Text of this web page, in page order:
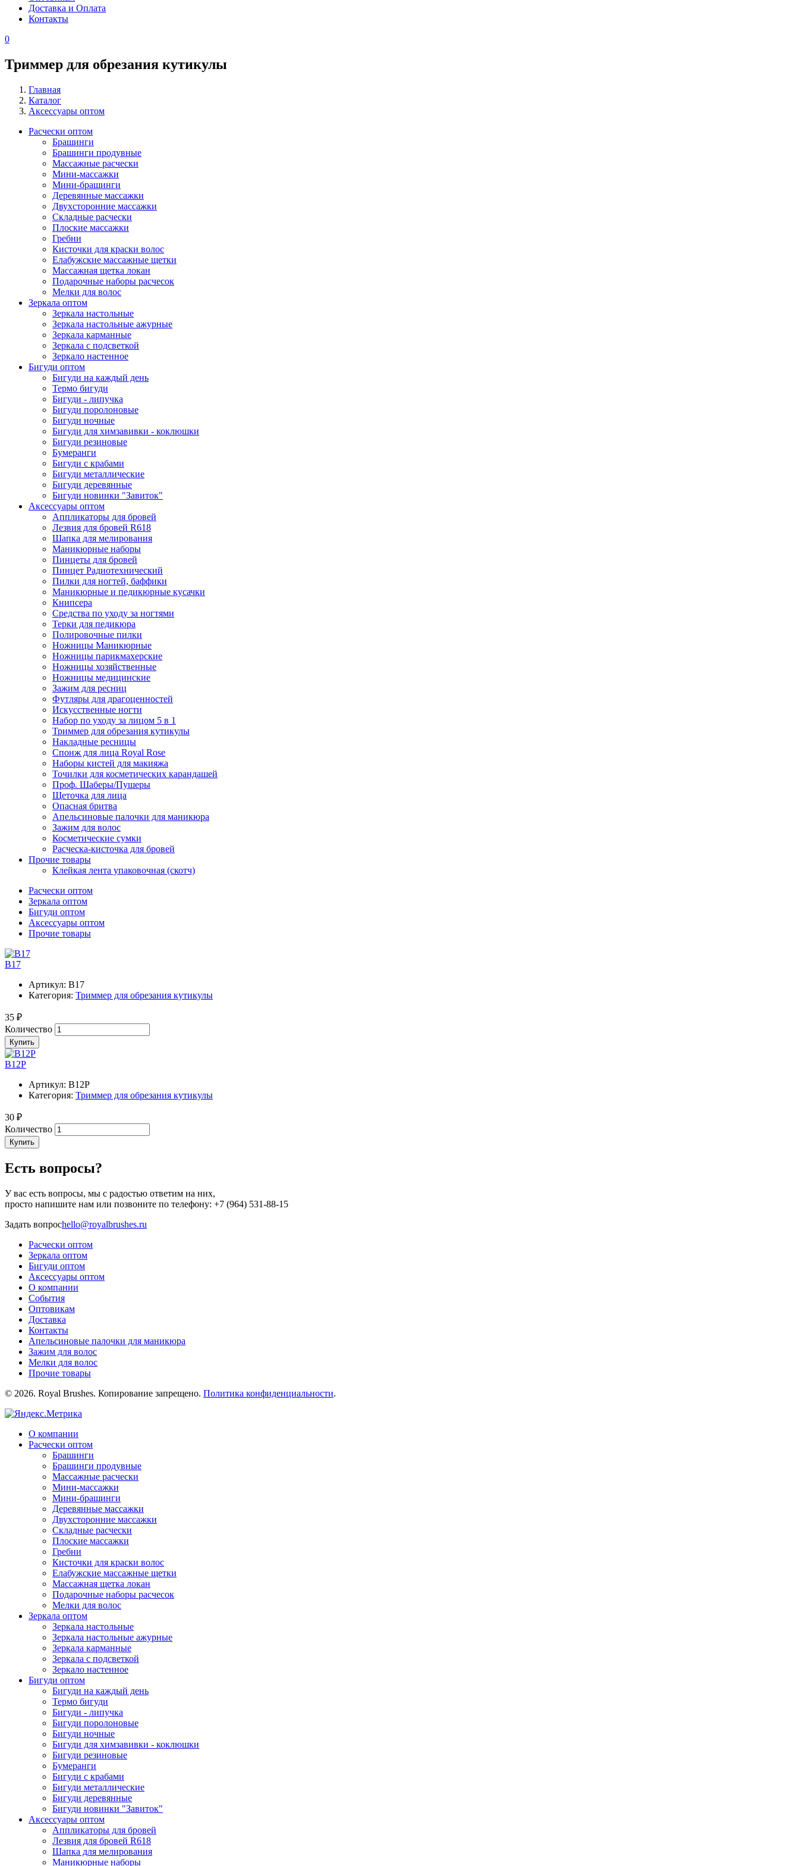
Доставка и Оплата
Контакты
0
Триммер для обрезания кутикулы
Строка
навигации
Главная
Каталог
Аксессуары оптом
Каталог
сайдбар
каталоге
Расчески оптом
Брашинги
Брашинги продувные
Mассажные расчески
Mини-массажки
Мини-брашинги
Деревянные массажки
Двухсторонние массажки
Складные расчески
Плоские массажки
Гребни
Кисточки для краски волос
Елабужские массажные щетки
Массажная щетка локан
Подарочные наборы расчесок
Мелки для волос
Зеркала оптом
Зеркала настольные
Зеркала настольные ажурные
Зеркала карманные
Зеркала с подсветкой
Зеркало настенное
Бигуди оптом
Бигуди на каждый день
Термо бигуди
Бигуди - липучка
Бигуди поролоновые
Бигуди ночные
Бигуди для химзавивки - коклюшки
Бигуди резиновые
Бумеранги
Бигуди с крабами
Бигуди металлические
Бигуди деревянные
Бигуди новинки "Завиток"
Аксессуары оптом
Аппликаторы для бровей
Лезвия для бровей R618
Шапка для мелирования
Маникюрные наборы
Пинцеты для бровей
Пинцет Радиотехнический
Пилки для ногтей, баффики
Маникюрные и педикюрные кусачки
Книпсера
Средства по уходу за ногтями
Терки для педикюра
Полировочные пилки
Ножницы Маникюрные
Ножницы парикмахерские
Ножницы хозяйственные
Ножницы медицинские
Зажим для ресниц
Футляры для драгоценностей
Искусственные ногти
Набор по уходу за лицом 5 в 1
Триммер для обрезания кутикулы
Накладные ресницы
Спонж для лица Royal Rose
Наборы кистей для макияжа
Точилки для косметических карандашей
Проф. Шаберы/Пушеры
Щеточка для лица
Опасная бритва
Апельсиновые палочки для маникюра
Зажим для волос
Косметические сумки
Расческа-кисточка для бровей
Прочие товары
Клейкая лента упаковочная (скотч)
Расчески оптом
Зеркала оптом
Бигуди оптом
Аксессуары оптом
Прочие товары
B17
Артикул: B17
Категория: Триммер для обрезания кутикулы
35 ₽
Количество
Купить
B12P
Артикул: B12P
Категория: Триммер для обрезания кутикулы
30 ₽
Количество
Купить
Есть вопросы?
У вас есть вопросы, мы с радостью ответим на них,
просто напишите нам или позвоните по телефону: +7 (964) 531-88-15
Задать вопросhello@royalbrushes.ru
Меню
подвале
Расчески оптом
Зеркала оптом
Бигуди оптом
Аксессуары оптом
О компании
События
Оптовикам
Доставка
Контакты
Апельсиновые палочки для маникюра
Зажим для волос
Мелки для волос
Прочие товары
© 2026. Royal Brushes. Копирование запрещено. Политика конфиденциальности.
О компании
Расчески оптом
Брашинги
Брашинги продувные
Mассажные расчески
Mини-массажки
Мини-брашинги
Деревянные массажки
Двухсторонние массажки
Складные расчески
Плоские массажки
Гребни
Кисточки для краски волос
Елабужские массажные щетки
Массажная щетка локан
Подарочные наборы расчесок
Мелки для волос
Зеркала оптом
Зеркала настольные
Зеркала настольные ажурные
Зеркала карманные
Зеркала с подсветкой
Зеркало настенное
Бигуди оптом
Бигуди на каждый день
Термо бигуди
Бигуди - липучка
Бигуди поролоновые
Бигуди ночные
Бигуди для химзавивки - коклюшки
Бигуди резиновые
Бумеранги
Бигуди с крабами
Бигуди металлические
Бигуди деревянные
Бигуди новинки "Завиток"
Аксессуары оптом
Аппликаторы для бровей
Лезвия для бровей R618
Шапка для мелирования
Маникюрные наборы